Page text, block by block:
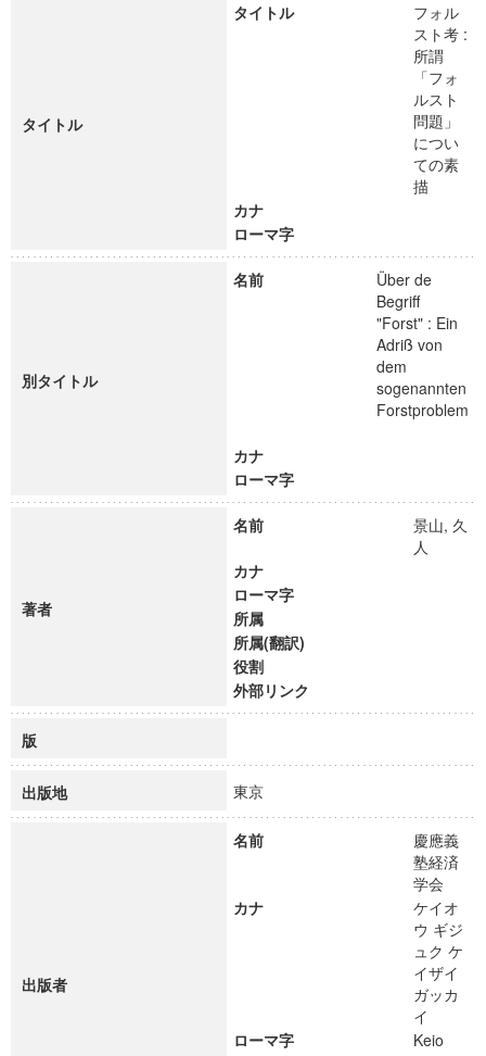
タイトル
タイトル
フォル
スト考 :
所謂
「フォ
ルスト
問題」
につい
ての素
描
カナ
ローマ字
別タイトル
名前
Über de
Begriff
"Forst" : Ein
Adriß von
dem
sogenannten
Forstproblem
カナ
ローマ字
著者
名前
景山, 久
人
カナ
ローマ字
所属
所属(翻訳)
役割
外部リンク
版
出版地 東京
出版者
名前
慶應義
塾経済
学会
カナ
ケイオ
ウ ギジ
ュク ケ
イザイ
ガッカ
イ
ローマ字
Keio